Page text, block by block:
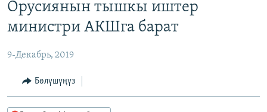
салыңызКЫРГЫЗСТАН
ЭКОНОМИКА
МАДАНИЯТ
ДҮЙНӨ
БОРБОР АЗИЯ
АТАЙЫН ИЛИКТӨӨ
ТВ ПРОГРАММАЛАР
Орусиянын тышкы иштер
министри АКШга барат
9-Декабрь, 2019
Бөлүшүңүз